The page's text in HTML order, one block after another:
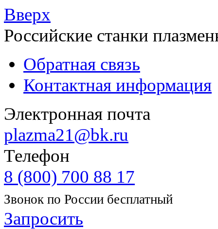
Вверх
Российские станки
Обратная связь
Контактная информация
Электронная почта
plazma21@bk.ru
Телефон
8 (800) 700 88 17
Звонок по России бесплатный
Запросить